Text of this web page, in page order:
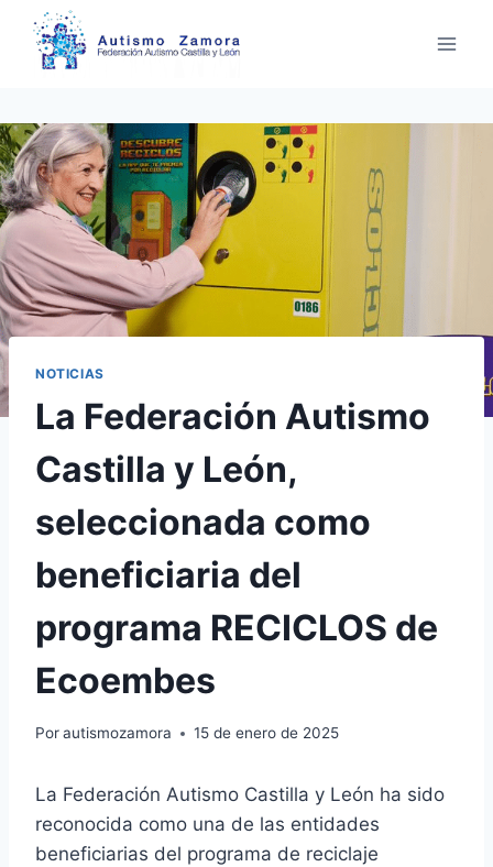
Saltar
contenido
NOTICIAS
La Federación Autismo
Castilla y León,
seleccionada como
beneficiaria del
programa RECICLOS de
Ecoembes
Porautismozamora 15 de enero de 2025
La Federación Autismo Castilla y León ha sido
reconocida como una de las entidades
beneficiarias del programa de reciclaje